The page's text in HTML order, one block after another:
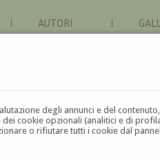
degli annunci e del
cookie opzionali (analitici e di
o rifiutare tutti i cookie dal
AUTORI